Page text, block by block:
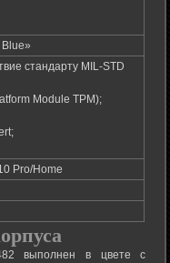
стандарту MIL-STD
Module TPM);
Pro/Home
выполнен в цвете с